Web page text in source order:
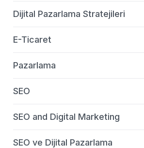
Dijital Pazarlama Stratejileri
E-Ticaret
Pazarlama
SEO
SEO and Digital Marketing
SEO ve Dijital Pazarlama